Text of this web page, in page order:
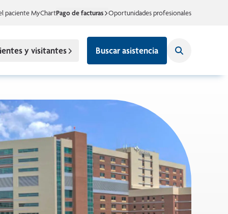
paciente MyChartPago de facturas Oportunidades profesionales
y visitantes Buscar asistencia